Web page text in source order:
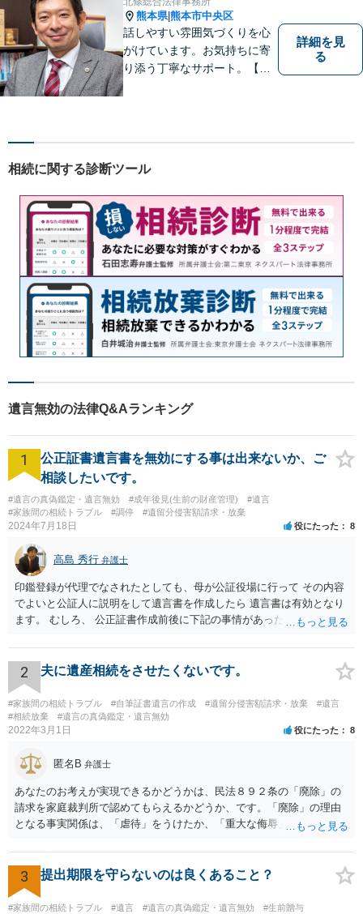
熊本県|熊本市中央区
話しやすい雰囲気づくりを心
がけています。お気持ちに寄
り添う丁寧なサポート。【借
ート。企業からのご相談も承
用特約の利用可【夜間・休日
面談可】
詳細を見
る
相続に関する診断ツール
遺言無効の法律Q&Aランキング
1
公正証書遺言書を無効にする事は出来ないか、ご
相談したいです。
#遺言の真偽鑑定・遺言無効 #成年後見(生前の財産管理)
#遺言
#家族間の相続トラブル
#調停 #遺留分侵害額請求・放棄
2024年7月18日 役にたった 8
高島 秀行 弁護士
印鑑登録が代理でなされたとしても、母が公証役場に行って その内容
でよいと公証人に説明をして遺言書を作成したら 遺言書は有効となり
ます。 むしろ、 公正証書作成前後に下記の事情があったことが証明で
月に携帯が新しくなった母からの第一声は「ここにいたら殺される」
「面会に来てくれ」で、長男に聞くと「面会は出来ない。俺は携帯電
話の使い方を教える為に会っている」「母の話は聞かなくて良い」と
電話が切れました。その後の電話でも「食事に毒が入っている」「体
にチップが埋められている」等、おかしかったです。 当時の診療記
録、介護認定の資料、介護記録を取得して 弁護士に面談で相談された
2 夫に遺産相続をさせたくないです。
#家族間の相続トラブル #自筆証書遺言の作成 #遺留分侵害額請求・放棄
#遺言
#相続放棄
#遺言の真偽鑑定・遺言無効
2022年3月1日 役にたった 8
匿名B 弁護士
あなたのお考えが実現できるかどうかは、民法８９２条の「廃除」の
請求を家庭裁判所で認めてもらえるかどうか、です。「廃除」の理由
となる事実関係は、「虐待」をうけたか、「重大な侮辱」を受けた
「廃除」は遺言でも可能です（民法８９３条）。 弁護士に具体的な事
情を話して相談して、「廃除」が可能か、実際に法律相談を受けるこ
とをお勧めします。
3 提出期限を守らないのは良くあること？
#家族間の相続トラブル #遺言 #遺言の真偽鑑定・遺言無効
#生前贈与